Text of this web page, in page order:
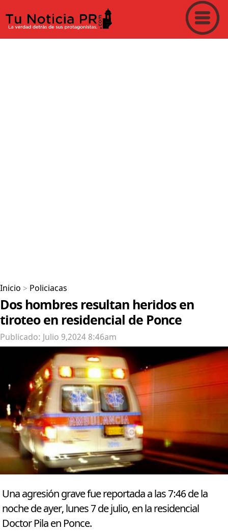
Inicio > Policiacas
Dos hombres resultan heridos en
tiroteo en residencial de Ponce
Publicado: Julio 9,2024 8:46am
Una agresión grave fue reportada a las 7:46 de la
noche de ayer, lunes 7 de julio, en la residencial
Doctor Pila en Ponce.